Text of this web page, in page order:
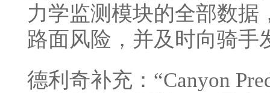
力学监测模块的全部数
路面风险，并及时向骑手
德利奇补充：“Canyon